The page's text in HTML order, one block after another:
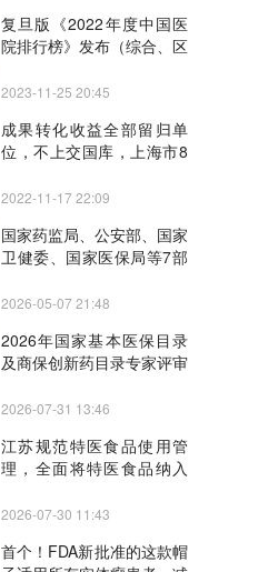
复旦版《2022年度中国医
院排行榜》发布（综合、区
2023-11-25 20:45
成果转化收益全部留归单
位，不上交国库，上海市8
医疗卫生机构科技成果转化
2022-11-17 22:09
国家药监局、公安部、国家
卫健委、国家医保局等7部
办法》
2026-05-07 21:48
2026年国家基本医保目录
及商保创新药目录专家评审
2026-07-31 13:46
江苏规范特医食品使用管
理，全面将特医食品纳入
2026-07-30 11:43
首个！FDA新批准的这款帽